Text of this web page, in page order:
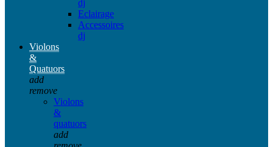
dj
Eclairage
Accessoires
dj
Violons
&
Quatuors
add
remove
Violons
&
quatuors
add